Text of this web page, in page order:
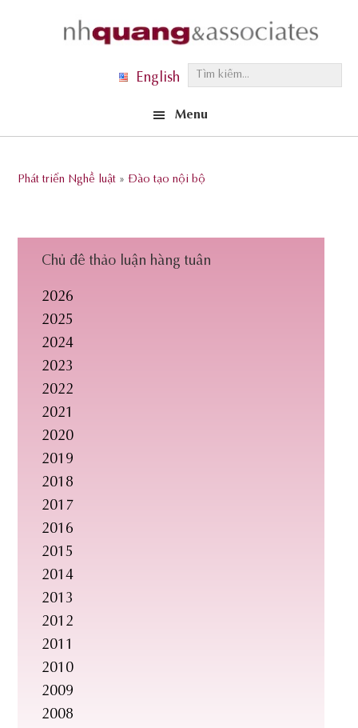
m
.
.
English
Menu
Phát triển Nghề luật »Đào tạo nội bộ
Chủ đề thảo luận hàng tuần
2026
2025
2024
2023
2022
2021
2020
2019
2018
2017
2016
2015
2014
2013
2012
2011
2010
2009
2008